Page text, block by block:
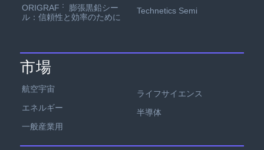
ORIGRAF ：
膨張黒鉛シー
ル：信頼性と効率のために
Technetics Semi
市場
航空宇宙
エネルギー
一般産業用
ライフサイエンス
半導体